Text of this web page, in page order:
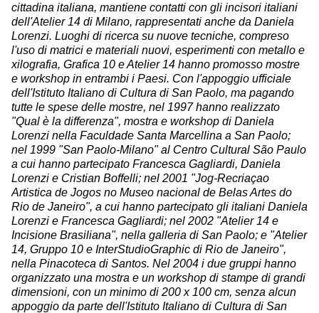
cittadina italiana, mantiene contatti con gli incisori italiani
dell'Atelier 14 di Milano, rappresentati anche da Daniela
Lorenzi. Luoghi di ricerca su nuove tecniche, compreso
l'uso di matrici e materiali nuovi, esperimenti con metallo e
xilografia, Grafica 10 e Atelier 14 hanno promosso mostre
e workshop in entrambi i Paesi. Con l'appoggio ufficiale
dell'Istituto Italiano di Cultura di San Paolo, ma pagando
tutte le spese delle mostre, nel 1997 hanno realizzato
"Qual è la differenza", mostra e workshop di Daniela
Lorenzi nella Faculdade Santa Marcellina a San Paolo;
nel 1999 "San Paolo-Milano" al Centro Cultural São Paulo
a cui hanno partecipato Francesca Gagliardi, Daniela
Lorenzi e Cristian Boffelli; nel 2001 "Jog-Recriaçao
Artistica de Jogos no Museo nacional de Belas Artes do
Rio de Janeiro", a cui hanno partecipato gli italiani Daniela
Lorenzi e Francesca Gagliardi; nel 2002 "Atelier 14 e
Incisione Brasiliana", nella galleria di San Paolo; e "Atelier
14, Gruppo 10 e InterStudioGraphic di Rio de Janeiro",
nella Pinacoteca di Santos. Nel 2004 i due gruppi hanno
organizzato una mostra e un workshop di stampe di grandi
dimensioni, con un minimo di 200 x 100 cm, senza alcun
appoggio da parte dell'Istituto Italiano di Cultura di San